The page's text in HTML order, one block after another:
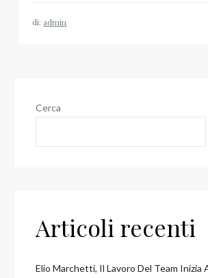
parlato
di: admin
Cerca
Articoli recenti
Elio Marchetti, Il Lavoro Del Team Inizia